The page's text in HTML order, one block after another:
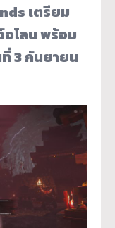
เตรียม
โลน พร้อม
3 กันยายน